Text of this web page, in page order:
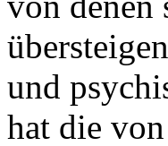
und
hat die